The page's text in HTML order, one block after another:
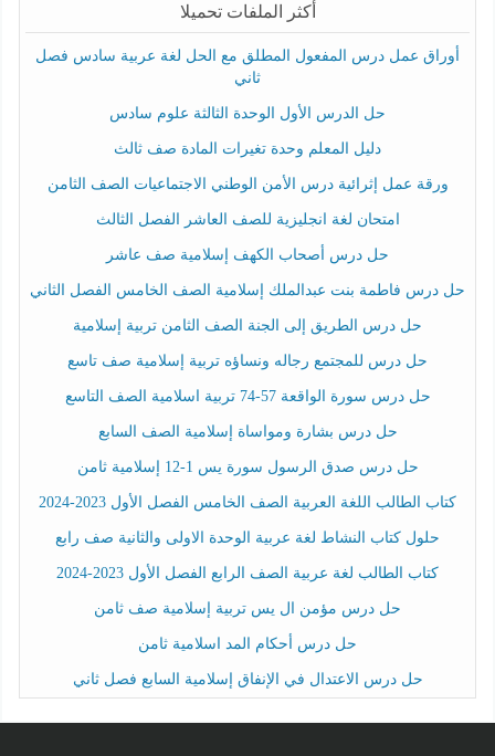
أكثر الملفات تحميلا
أوراق عمل درس المفعول المطلق مع الحل لغة عربية سادس فصل
ثاني
حل الدرس الأول الوحدة الثالثة علوم سادس
دليل المعلم وحدة تغيرات المادة صف ثالث
ورقة عمل إثرائية درس الأمن الوطني الاجتماعيات الصف الثامن
امتحان لغة انجليزية للصف العاشر الفصل الثالث
حل درس أصحاب الكهف إسلامية صف عاشر
حل درس فاطمة بنت عبدالملك إسلامية الصف الخامس الفصل الثاني
حل درس الطريق إلى الجنة الصف الثامن تربية إسلامية
حل درس للمجتمع رجاله ونساؤه تربية إسلامية صف تاسع
حل درس سورة الواقعة 57-74 تربية اسلامية الصف التاسع
حل درس بشارة ومواساة إسلامية الصف السابع
حل درس صدق الرسول سورة يس 1-12 إسلامية ثامن
كتاب الطالب اللغة العربية الصف الخامس الفصل الأول 2023-2024
حلول كتاب النشاط لغة عربية الوحدة الاولى والثانية صف رابع
كتاب الطالب لغة عربية الصف الرابع الفصل الأول 2023-2024
حل درس مؤمن ال يس تربية إسلامية صف ثامن
حل درس أحكام المد اسلامية ثامن
حل درس الاعتدال في الإنفاق إسلامية السابع فصل ثاني